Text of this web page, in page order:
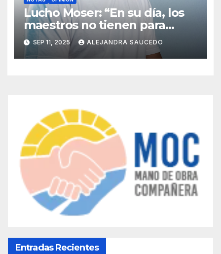
Lucho Moser: “En su día, los
maestros no tienen para
festejar por el ajuste de Milei
y Zdero”
SEP 11, 2025 ALEJANDRA SAUCEDO
Entradas Recientes